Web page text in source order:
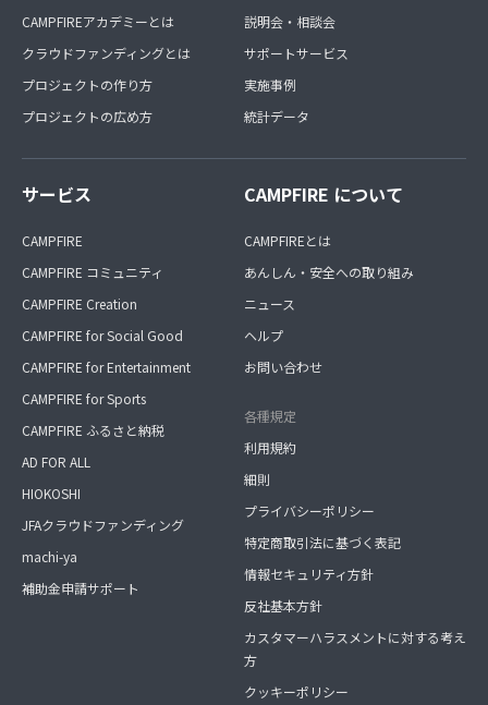
※「★」印は2ヶ月継続のスペシャル特典として
CAMPFIREアカデミーとは
クラウドファンディングとは
プロジェクトの作り方
プロジェクトの広め方
説明会・相談会
サポートサービス
実施事例
統計データ
サービス
CAMPFIRE
CAMPFIRE コミュニティ
CAMPFIRE Creation
CAMPFIRE for Social Good
CAMPFIRE for Entertainment
CAMPFIRE for Sports
CAMPFIRE ふるさと納税
AD FOR ALL
HIOKOSHI
JFAクラウドファンディング
machi-ya
補助金申請サポート
CAMPFIRE について
CAMPFIREとは
あんしん・安全への取り組み
ニュース
ヘルプ
お問い合わせ
各種規定
利用規約
細則
プライバシーポリシー
特定商取引法に基づく表記
情報セキュリティ方針
反社基本方針
カスタマーハラスメントに対する考え
方
クッキーポリシー